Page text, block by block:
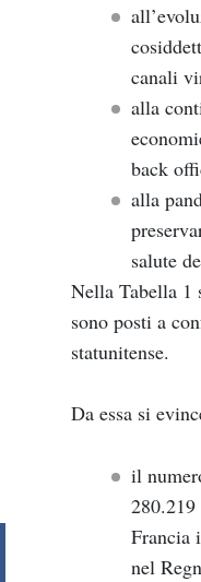
canali
alla
back
alla
salute
Nella Tabella 1
sono posti a
statunitense.
Da essa si
il
Francia
nel